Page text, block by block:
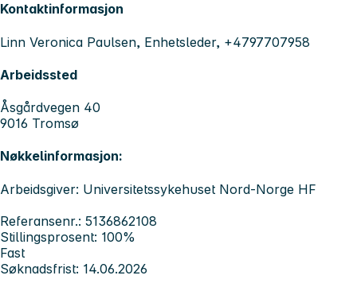
Kontaktinformasjon
Linn Veronica Paulsen, Enhetsleder, +4797707958
Arbeidssted
Åsgårdvegen 40
9016 Tromsø
Nøkkelinformasjon:
Arbeidsgiver: Universitetssykehuset Nord-Norge HF
Referansenr.: 5136862108
Stillingsprosent: 100%
Fast
Søknadsfrist: 14.06.2026